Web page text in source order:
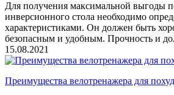
Для получения максимальной выгоды
инверсионного стола необходимо
характеристиками. Он должен быть
безопасным и удобным. Прочность и
15.08.2021
Преимущества велотренажера для